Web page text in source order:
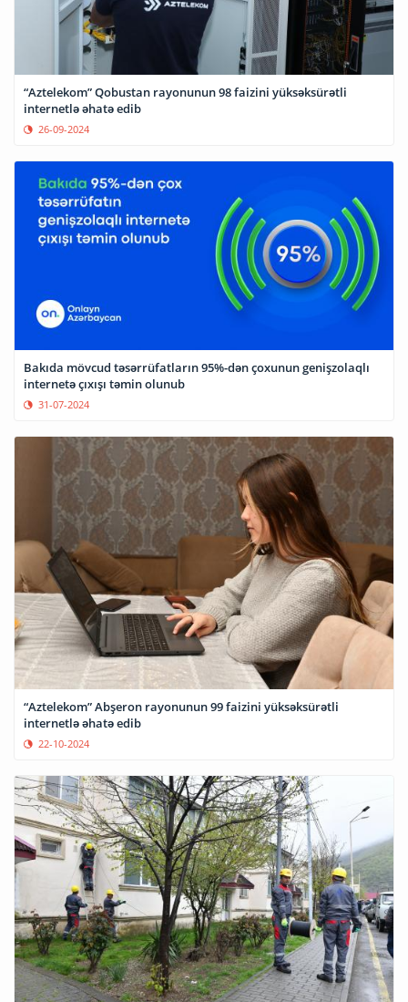
“Aztelekom” Qobustan rayonunun 98 faizini yüksəksürətli
internetlə əhatə edib
26-09-2024
Bakıda mövcud təsərrüfatların 95%-dən çoxunun genişzolaqlı
internetə çıxışı təmin olunub
31-07-2024
“Aztelekom” Abşeron rayonunun 99 faizini yüksəksürətli
internetlə əhatə edib
22-10-2024